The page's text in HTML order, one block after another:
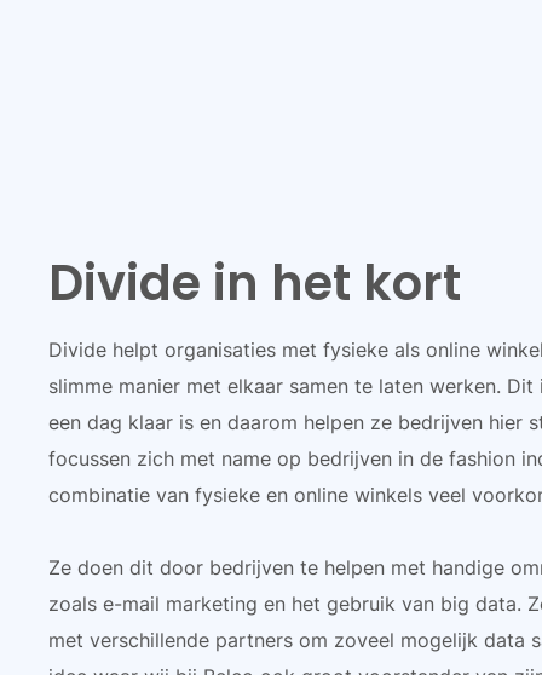
Divide in het kort
Divide helpt organisaties met fysieke als online
slimme manier met elkaar samen te laten werken.
een dag klaar is en daarom helpen ze bedrijven hier
focussen zich met name op bedrijven in de fashion
combinatie van fysieke en online winkels veel
Ze doen dit door bedrijven te helpen met handige
zoals e-mail marketing en het gebruik van big data.
met verschillende partners om zoveel mogelijk data